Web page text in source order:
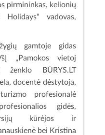
pirmininkas, kelionių
Holidays“ vadovas,
gamtoje gidas
„Pamokos vietoj
BŪRYS.LT
docentė dėstytoja,
profesionalė
gidės,
kūrėjos ir
bei Kristina